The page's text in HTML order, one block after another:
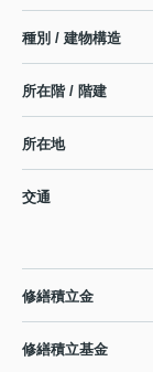
種別 / 建物構造
所在階 / 階建
所在地
交通
修繕積立金
修繕積立基金